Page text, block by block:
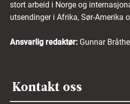
stort arbeid i Norge og
utsendinger i Afrika, Sør-Amerika
Ansvarlig redaktør: Gunnar
Kontakt oss